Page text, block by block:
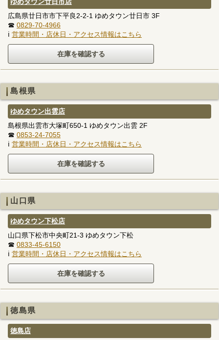
広島県廿日市市下平良2-2-1 ゆめタウン廿日市 3F
☎ 0829-70-4966
ℹ 営業時間・店休日・アクセス情報はこちら
島根県
ゆめタウン出雲店
島根県出雲市大塚町650-1 ゆめタウン出雲 2F
☎ 0853-24-7055
ℹ 営業時間・店休日・アクセス情報はこちら
山口県
ゆめタウン下松店
山口県下松市中央町21-3 ゆめタウン下松
☎ 0833-45-6150
ℹ 営業時間・店休日・アクセス情報はこちら
徳島県
徳島店